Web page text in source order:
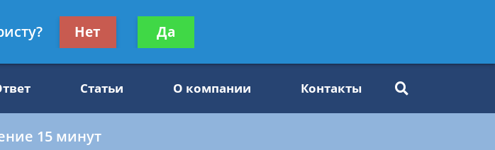
Получите консультацию
бесплатно
Статьи О компании Контакты
15 минут
Нет Да